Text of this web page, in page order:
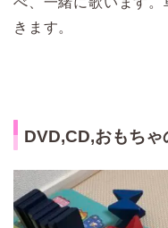
きます。
DVD,CD,おもちゃ